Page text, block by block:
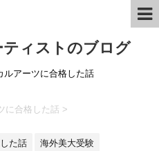
ィストのブログ
ルアーツに合格した話
に合格した話 >
た話 海外美大受験